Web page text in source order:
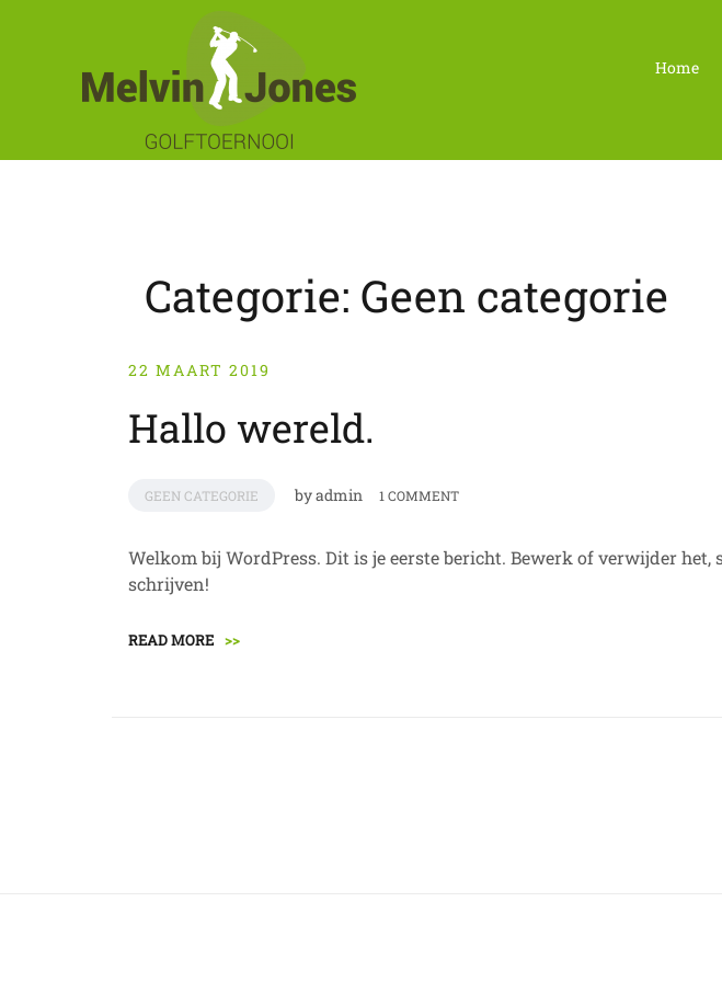
Home
Categorie: Geen categorie
22 MAART 2019
Hallo wereld.
GEEN CATEGORIE byadmin 1 COMMENT
Welkom bij WordPress. Dit is je eerste bericht. Bewerk of verwijder het,
schrijven!
READ MORE >>